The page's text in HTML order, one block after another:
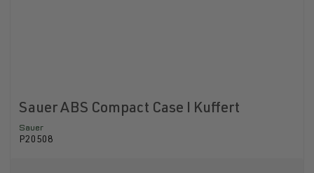
Sauer ABS Compact Case I Kuffert
Sauer
P20508